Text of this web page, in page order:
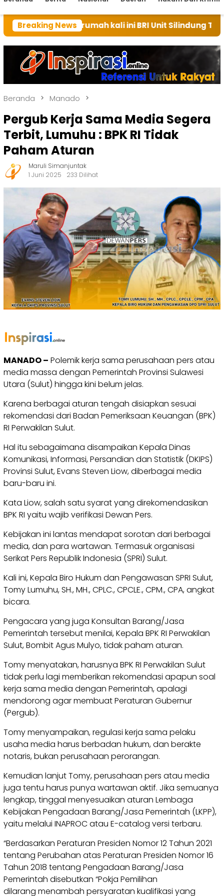
Breaking News
rumah kali ini BRI Unit Silindung Tarutung
Beranda Manado
Pergub Kerja Sama Media Segera
Terbit, Lumuhu : BPK RI Tidak
Paham Aturan
Maruli Simanjuntak
1 Juni 2025
233 Dilihat
MANADO – Polemik kerja sama perusahaan pers atau
media massa dengan Pemerintah Provinsi Sulawesi
Utara (Sulut) hingga kini belum jelas.
Karena berbagai aturan tengah disiapkan sesuai
rekomendasi dari Badan Pemeriksaan Keuangan (BPK)
RI Perwakilan Sulut.
Hal itu sebagaimana disampaikan Kepala Dinas
Komunikasi, Informasi, Persandian dan Statistik (DKIPS)
Provinsi Sulut, Evans Steven Liow, diberbagai media
baru-baru ini.
Kata Liow, salah satu syarat yang direkomendasikan
BPK RI yaitu wajib verifikasi Dewan Pers.
Kebijakan ini lantas mendapat sorotan dari berbagai
media, dan para wartawan. Termasuk organisasi
Serikat Pers Republik Indonesia (SPRI) Sulut.
Kali ini, Kepala Biro Hukum dan Pengawasan SPRI Sulut,
Tomy Lumuhu, SH., MH., CPLC., CPCLE., CPM., CPA, angkat
bicara.
Pengacara yang juga Konsultan Barang/Jasa
Pemerintah tersebut menilai, Kepala BPK RI Perwakilan
Sulut, Bombit Agus Mulyo, tidak paham aturan.
Tomy menyatakan, harusnya BPK RI Perwakilan Sulut
tidak perlu lagi memberikan rekomendasi apapun soal
kerja sama media dengan Pemerintah, apalagi
mendorong agar membuat Peraturan Gubernur
(Pergub).
Tomy menyampaikan, regulasi kerja sama pelaku
usaha media harus berbadan hukum, dan berakte
notaris, bukan perusahaan perorangan.
Kemudian lanjut Tomy, perusahaan pers atau media
juga tentu harus punya wartawan aktif. Jika semuanya
lengkap, tinggal menyesuaikan aturan Lembaga
Kebijakan Pengadaan Barang/Jasa Pemerintah (LKPP),
yaitu melalui INAPROC atau E-catalog versi terbaru.
“Berdasarkan Peraturan Presiden Nomor 12 Tahun 2021
tentang Perubahan atas Peraturan Presiden Nomor 16
Tahun 2018 tentang Pengadaan Barang/Jasa
Pemerintah disebutkan “Pokja Pemilihan
dilarang menambah persyaratan kualifikasi yang